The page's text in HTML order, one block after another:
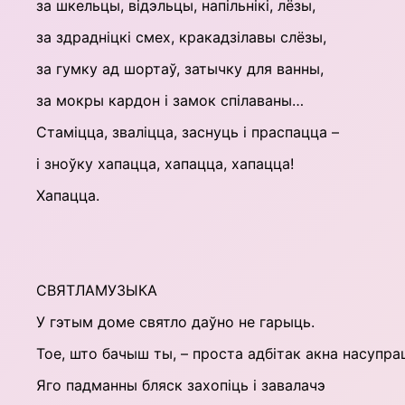
за шкельцы, відэльцы, напільнікі, лёзы,
за здрадніцкі смех, кракадзілавы слёзы,
за гумку ад шортаў, затычку для ванны,
за мокры кардон і замок спілаваны…
Стаміцца, зваліцца, заснуць і праспацца –
і зноўку хапацца, хапацца, хапацца!
Хапацца.
СВЯТЛАМУЗЫКА
У гэтым доме святло даўно не гарыць.
Тое, што бачыш ты, – проста адбітак акна
Яго падманны бляск захопіць і завалачэ